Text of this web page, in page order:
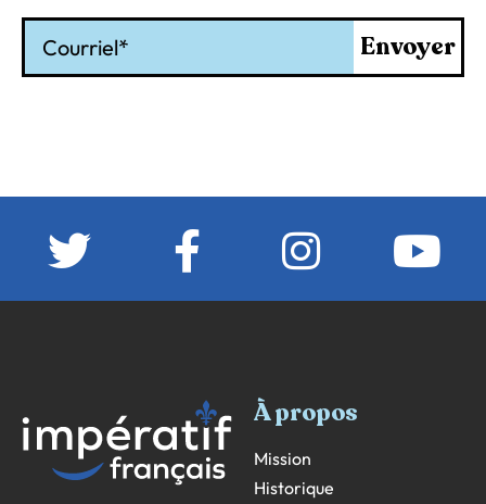
Envoyer
À propos
Mission
Historique